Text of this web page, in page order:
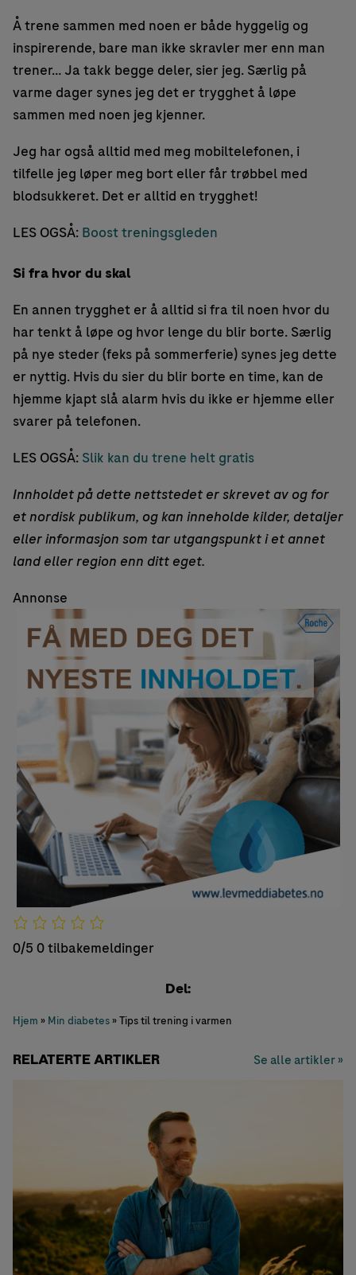
Å trene sammen med noen er både hyggelig og
inspirerende, bare man ikke skravler mer enn man
trener… Ja takk begge deler, sier jeg. Særlig på
varme dager synes jeg det er trygghet å løpe
sammen med noen jeg kjenner.
Jeg har også alltid med meg mobiltelefonen, i
tilfelle jeg løper meg bort eller får trøbbel med
blodsukkeret. Det er alltid en trygghet!
LES OGSÅ: Boost treningsgleden
Si fra hvor du skal
En annen trygghet er å alltid si fra til noen hvor du
har tenkt å løpe og hvor lenge du blir borte. Særlig
på nye steder (feks på sommerferie) synes jeg dette
er nyttig. Hvis du sier du blir borte en time, kan de
hjemme kjapt slå alarm hvis du ikke er hjemme eller
svarer på telefonen.
LES OGSÅ: Slik kan du trene helt gratis
Innholdet på dette nettstedet er skrevet av og for
et nordisk publikum, og kan inneholde kilder, detaljer
eller informasjon som tar utgangspunkt i et annet
land eller region enn ditt eget.
Annonse
0/5 0 tilbakemeldinger
Del:
Hjem » Min diabetes»Tips til trening i varmen
RELATERTE ARTIKLER Se alle artikler »